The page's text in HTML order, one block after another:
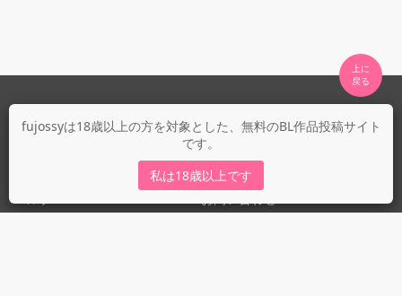
fujossyは18歳以上の方を対象とした、無料のBL作品投稿サイト
です。
私は18歳以上です
上に
fujossyについて
fujossy運営ブログ